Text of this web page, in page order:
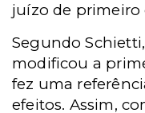
juízo de primeiro
Segundo
modificou a
fez uma
efeitos. Assim,